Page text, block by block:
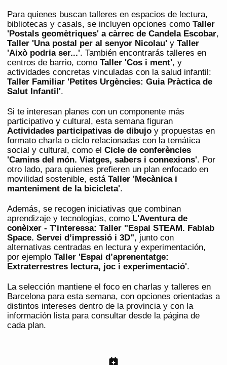
Para quienes buscan talleres en espacios de lectura,
bibliotecas y casals, se incluyen opciones como Taller
'Postals geomètriques' a càrrec de Candela Escobar,
Taller 'Una postal per al senyor Nicolau' y Taller
'Això podria ser...'. También encontrarás talleres en
centros de barrio, como Taller 'Cos i ment', y
actividades concretas vinculadas con la salud infantil:
Taller Familiar 'Petites Urgències: Guia Pràctica de
Salut Infantil'.
Si te interesan planes con un componente más
participativo y cultural, esta semana figuran
Actividades participativas de dibujo y propuestas en
formato charla o ciclo relacionadas con la temática
social y cultural, como el Cicle de conferències
'Camins del món. Viatges, sabers i connexions'. Por
otro lado, para quienes prefieren un plan enfocado en
movilidad sostenible, está Taller 'Mecànica i
manteniment de la bicicleta'.
Además, se recogen iniciativas que combinan
aprendizaje y tecnologías, como L'Aventura de
conèixer - T'interessa: Taller "Espai STEAM. Fablab
Space. Servei d’impressió i 3D", junto con
alternativas centradas en lectura y experimentación,
por ejemplo Taller 'Espai d’aprenentatge:
Extraterrestres lectura, joc i experimentació'.
La selección mantiene el foco en charlas y talleres en
Barcelona para esta semana, con opciones orientadas a
distintos intereses dentro de la provincia y con la
información lista para consultar desde la página de
cada plan.